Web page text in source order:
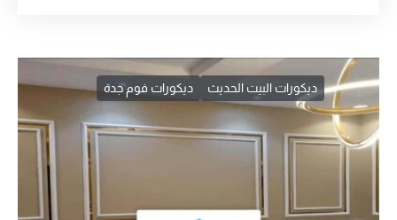
ديكورات البيت الحديث ديكورات فوم جدة